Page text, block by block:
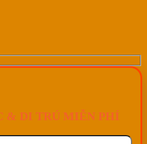
& DI TRÚ MIỄN PHÍ